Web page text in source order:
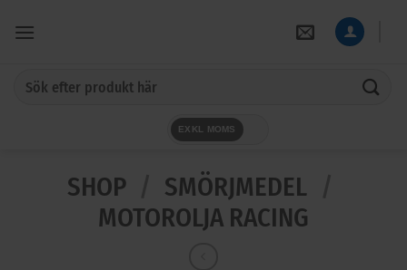
EXKL MOMS
SHOP SMÖRJMEDEL
MOTOROLJA RACING